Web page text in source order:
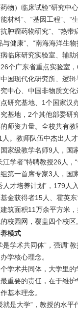
物）临床试验”研究中
材料”、“基因工程”、“
肿瘤药物研究”、“热带
与健康”、“南海海洋生
临床研究实验室、辅
个广东省重点实验室
国现代化研究所、逻
中心、中国非物质文
研究基地、1个国家汉
基地，2个其他部委研
师资力量。全校共有
。教师队伍中杰出人
国家级教学名师9人，
江学者”特聘教授26人
第一首席专家3人，国
人才培养计划”，179人
金获得者15人、霍英东
筑面积11万余平方米
校园网，覆盖四个校
模式
是学术共同体”，强调“
学核心理念。
学术共同体，大学里
重要的责任，在于维
基本理念。
就是大学”，教授的水